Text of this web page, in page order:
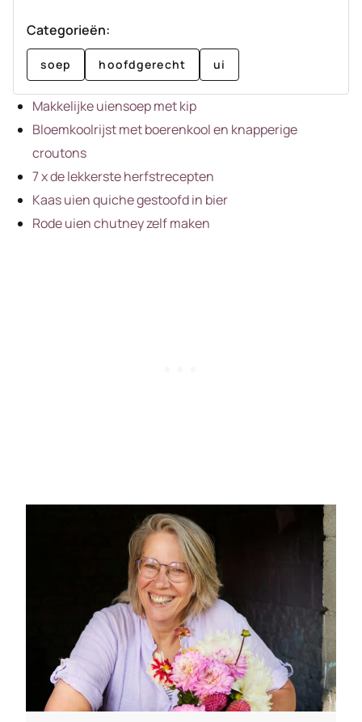
Categorieën:
soep hoofdgerecht ui
Makkelijke uiensoep met kip
Bloemkoolrijst met boerenkool en knapperige
croutons
7 x de lekkerste herfstrecepten
Kaas uien quiche gestoofd in bier
Rode uien chutney zelf maken